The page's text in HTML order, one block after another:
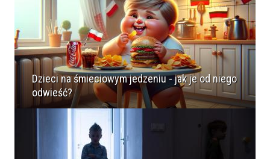
Dzieci na śmieciowym jedzeniu - jak je od niego
odwieść?